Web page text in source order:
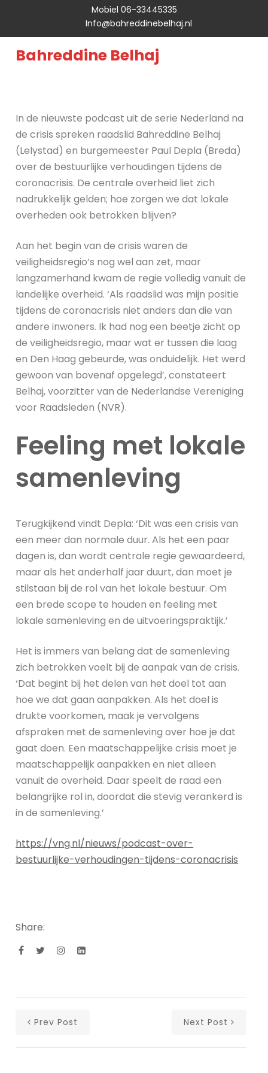
Mobiel 06-33445335
Info@bahreddinebelhaj.nl
Bahreddine Belhaj
In de nieuwste podcast uit de serie Nederland na
de crisis spreken raadslid Bahreddine Belhaj
(Lelystad) en burgemeester Paul Depla (Breda)
over de bestuurlijke verhoudingen tijdens de
coronacrisis. De centrale overheid liet zich
nadrukkelijk gelden; hoe zorgen we dat lokale
overheden ook betrokken blijven?
Aan het begin van de crisis waren de
veiligheidsregio’s nog wel aan zet, maar
langzamerhand kwam de regie volledig vanuit de
landelijke overheid. ‘Als raadslid was mijn positie
tijdens de coronacrisis niet anders dan die van
andere inwoners. Ik had nog een beetje zicht op
de veiligheidsregio, maar wat er tussen die laag
en Den Haag gebeurde, was onduidelijk. Het werd
gewoon van bovenaf opgelegd’, constateert
Belhaj, voorzitter van de Nederlandse Vereniging
voor Raadsleden (NVR).
Feeling met lokale
samenleving
Terugkijkend vindt Depla: ‘Dit was een crisis van
een meer dan normale duur. Als het een paar
dagen is, dan wordt centrale regie gewaardeerd,
maar als het anderhalf jaar duurt, dan moet je
stilstaan bij de rol van het lokale bestuur. Om
een brede scope te houden en feeling met
lokale samenleving en de uitvoeringspraktijk.’
Het is immers van belang dat de samenleving
zich betrokken voelt bij de aanpak van de crisis.
‘Dat begint bij het delen van het doel tot aan
hoe we dat gaan aanpakken. Als het doel is
drukte voorkomen, maak je vervolgens
afspraken met de samenleving over hoe je dat
gaat doen. Een maatschappelijke crisis moet je
maatschappelijk aanpakken en niet alleen
vanuit de overheid. Daar speelt de raad een
belangrijke rol in, doordat die stevig verankerd is
in de samenleving.’
https://vng.nl/nieuws/podcast-over-
bestuurlijke-verhoudingen-tijdens-coronacrisis
Share:
Prev Post Next Post